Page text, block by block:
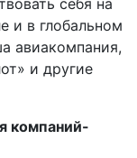
и в глобальном
авиакомпания,
и другие
компаний-